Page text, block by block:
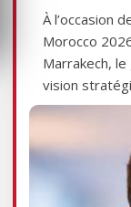
À l’occasion
Morocco
Marrakech,
vision